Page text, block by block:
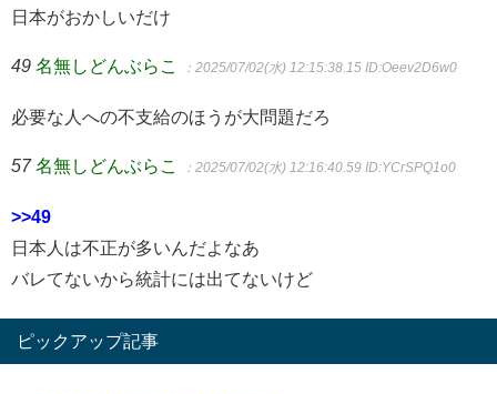
日本がおかしいだけ
49 名無しどんぶらこ ：2025/07/02(水) 12:15:38.15 ID:Oeev2D6w0
必要な人への不支給のほうが大問題だろ
57 名無しどんぶらこ ：2025/07/02(水) 12:16:40.59 ID:YCrSPQ1o0
>>49
日本人は不正が多いんだよなあ
バレてないから統計には出てないけど
ピックアップ記事